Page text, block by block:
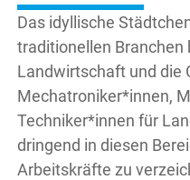
Das idyllische
traditionellen Branchen
Landwirtschaft und die
Mechatroniker*innen,
Techniker*innen für
dringend in diesen
Arbeitskräfte zu